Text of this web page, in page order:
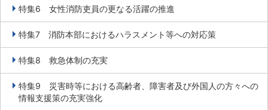
特集6 女性消防吏員の更なる活躍の推進
特集7 消防本部におけるハラスメント等への対応策
特集8 救急体制の充実
特集9 災害時等における高齢者、障害者及び外国人の方々への
情報支援策の充実強化